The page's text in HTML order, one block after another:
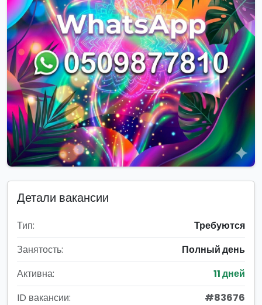
Детали вакансии
Тип:
Требуются
Занятость:
Полный день
Активна:
11 дней
ID вакансии:
#83676